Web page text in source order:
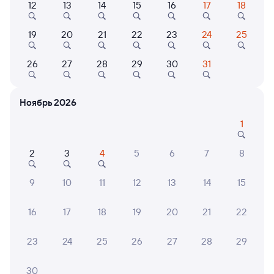
Выберите дату
Найдём билет на поезд за вас
Даже если сейчас нет мест
Искать билеты
Отзывы пассажиров Туту о поездах
по этому направлению
Мы отображаем актуальные отзывы и не удаляем
24 июля 2026 • Поезд 213Ь
12 13 14 15 16 17 18
19 20 21 22 23 24 25
26 27 28 29 30 31
Ноябрь 2026
1
2 3 4 5 6 7 8
9 10 11 12 13 14 15
16 17 18 19 20 21 22
23 24 25 26 27 28 29
30